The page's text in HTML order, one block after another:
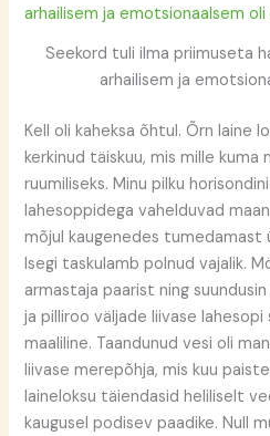
Seekord tuli ilma priimuseta
arhailisem ja
Kell oli kaheksa õhtul. Õrn laine
kerkinud täiskuu, mis mille
ruumiliseks. Minu pilku
lahesoppidega vahelduvad
mõjul kaugenedes tumedamast
Isegi taskulamb polnud vajalik.
armastaja paarist ning
ja pilliroo väljade liivase lahesopi
maaliline. Taandunud vesi oli
liivase merepõhja, mis kuu
laineloksu täiendasid heliliselt
kaugusel podisev paadike. Null